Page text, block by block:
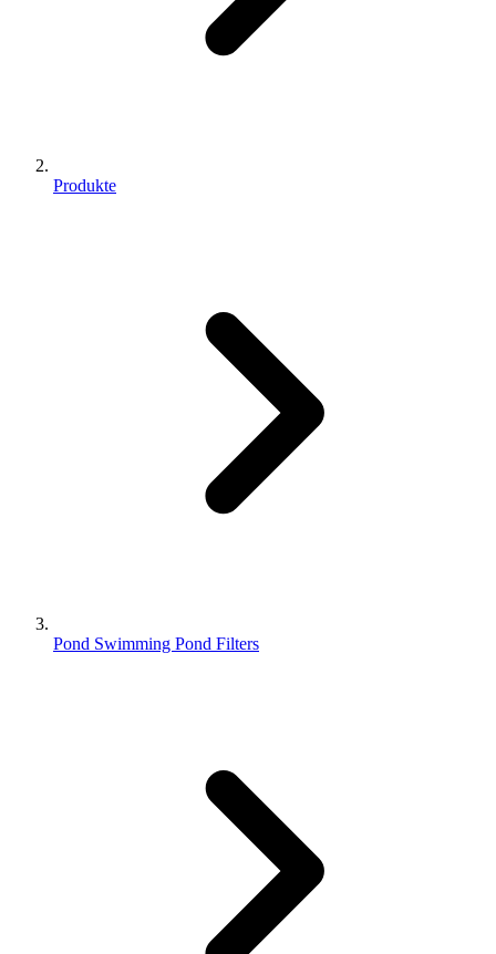
Produkte
Pond Swimming Pond Filters